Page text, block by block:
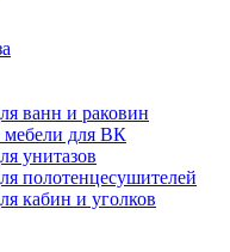
ванн и раковин
для ВК
унитазов
полотенцесушителей
кабин и уголков